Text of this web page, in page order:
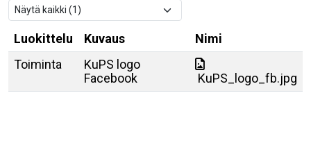
Luokittelu Kuvaus
Nimi
Toiminta
KuPS logo
Facebook
KuPS_logo_fb.jpg